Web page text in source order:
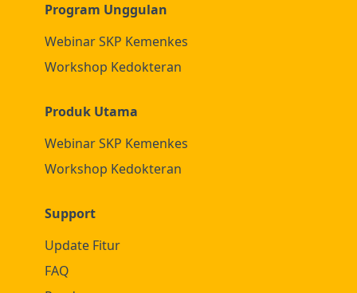
Program Unggulan
Webinar SKP Kemenkes
Workshop Kedokteran
Produk Utama
Webinar SKP Kemenkes
Workshop Kedokteran
Support
Update Fitur
FAQ